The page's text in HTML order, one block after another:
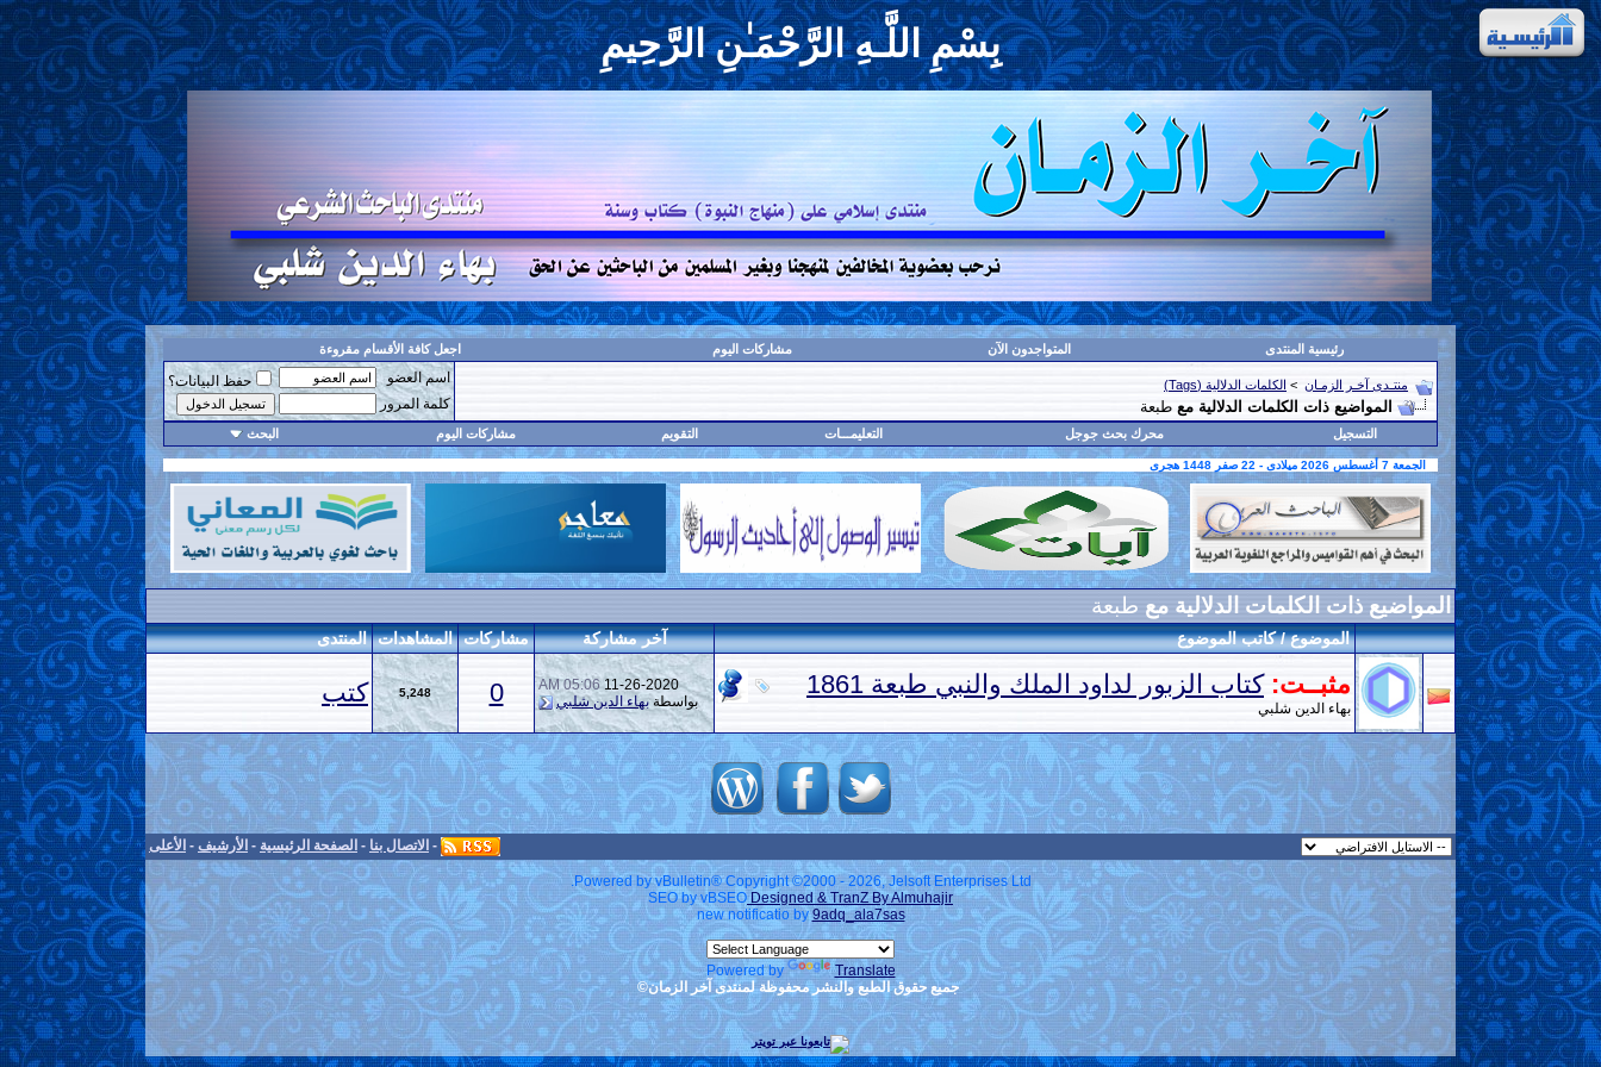
بِسْمِ اللَّـهِ الرَّحْمَـٰنِ الرَّحِيمِ
رئيسية المنتدى المتواجدون الآن مشاركات اليوم اجعل كافة الأقسام مقروءة
منتـدى آخـر الزمـان > الكلمات الدلالية (Tags)
المواضيع ذات الكلمات الدلالية مع طبعة
اسم العضو
حفظ البيانات؟
كلمة المرور
التسجيل محرك بحث جوجل التعليمـــات التقويم مشاركات اليوم البحث
الجمعة 7 أغسطس 2026 ميلادى - 22 صفر 1448 هجرى
المواضيع ذات الكلمات الدلالية مع طبعة
الموضوع / كاتب الموضوع آخر مشاركة مشاركات المشاهدات المنتدى
مثبــت: كتاب الزبور لداود الملك والنبي طبعة 1861
بهاء الدين شلبي
11-26-2020
05:06 AM
بواسطةبهاء الدين شلبي 0
5,248 كتب
- الاتصال بنا - الصفحة الرئيسية - الأرشيف - الأعلى
Powered by vBulletin® Copyright ©2000 - 2026, Jelsoft Enterprises Ltd.
SEO by vBSEODesigned & TranZ By Almuhajir
new notificatio by9adq_ala7sas
Powered by
Translate
جميع حقوق الطبع والنشر محفوظة لمنتدى آخر الزمان©